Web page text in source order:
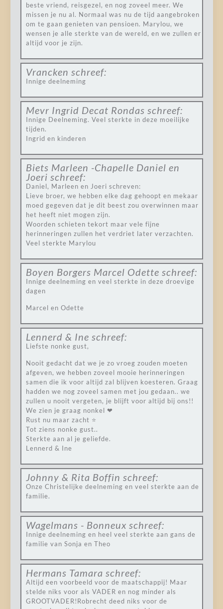
beste vriend, reisgezel, en nog zoveel meer. We
missen je nu al. Normaal was nu de tijd aangebroken
om te gaan genieten van pensioen. Marylou, we
wensen je alle sterkte van de wereld, en we zullen er
altijd voor je zijn.
Vrancken schreef:
Innige deelneming
Mevr Ingrid Decat Rondas schreef:
Innige Deelneming. Veel sterkte in deze moeilijke
tijden.
Ingrid en kinderen
Biets Marleen -Chapelle Daniel en
Joeri schreef:
Daniel, Marleen en Joeri schreven:
Lieve broer, we hebben elke dag gehoopt en mekaar
moed gegeven dat je dit beest zou overwinnen maar
het heeft niet mogen zijn.
Woorden schieten tekort maar vele fijne
herinneringen zullen het verdriet later verzachten.
Veel sterkte Marylou
Boyen Borgers Marcel Odette schreef:
Innige deelneming en veel sterkte in deze droevige
dagen
Marcel en Odette
Lennerd & Ine schreef:
Liefste nonke gust,
Nooit gedacht dat we je zo vroeg zouden moeten
afgeven, we hebben zoveel mooie herinneringen
samen die ik voor altijd zal blijven koesteren. Graag
hadden we nog zoveel samen met jou gedaan.. we
zullen u nooit vergeten, je blijft voor altijd bij ons!!
We zien je graag nonkel ❤
Rust nu maar zacht ⭐
Tot ziens nonke gust..
Sterkte aan al je geliefde.
Lennerd & Ine
Johnny & Rita Boffin schreef:
Onze Christelijke deelneming en veel sterkte aan de
familie.
Wagelmans - Bonneux schreef:
Innige deelneming en heel veel sterkte aan gans de
familie van Sonja en Theo
Hermans Tamara schreef:
Altijd een voorbeeld voor de maatschappij! Maar
stelde niks voor als VADER en nog minder als
GROOTVADER!Robrecht deed niks voor de